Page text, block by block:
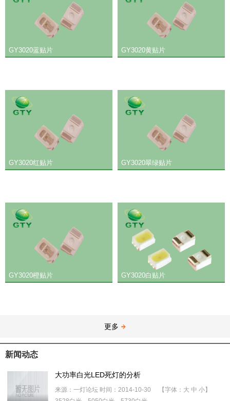
GY3020蓝贴片 GY3020黄贴片
GY3020红贴片 GY3020翠绿贴片
GY3020橙贴片 GY3020白贴片
更多
新闻动态
大功率白光LED死灯的分析
来源：一灯论坛 时间：2014-10-30 【字体：大 中 小】